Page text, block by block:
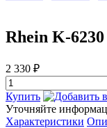
Rhein K-
2 330 ₽
Купить
Уточняйте
Характеристики